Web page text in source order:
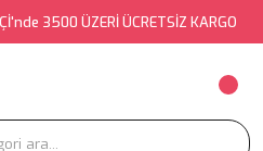
3500 ÜZERİ ÜCRETSİZ KARGO